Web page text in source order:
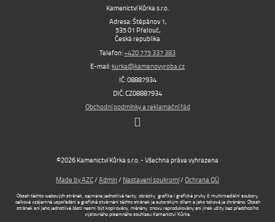
Kamenictví Kůrka s.r.o.
Adresa: Štěpánov 1,
535 01 Přelouč,
Česká republika
Telefon:+420 775 337 383
E-mail:kurka@kamenovyroba.cz
IČ: 08887934
DIČ: CZ08887934
Obchodní podmínky a reklamační řád
©2026 Kamenictví Kůrka s.r.o. - Všechna práva vyhrazena
Made by AZC/Admin/Nastavení soukromí/Ochrana OÚ
Obsah těchto webových stránek, zejména jednotlivé texty, obrázky, grafika i grafické prvky či multimediální soubory,
celkové vzájemné uspořádání a grafické ztvárnění těchto stránek je autorským dílem a jako takové je chráněno. Obsah
stránek ani jeho jednotlivé části nesmí být kopírovány, měněny, znovu reprodukovány ani jinak užity bez předchozího
výslovného písemného souhlasu Kamenictví Kůrka.